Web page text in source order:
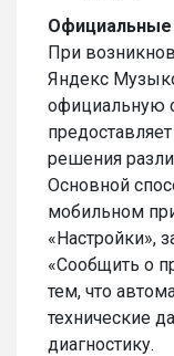
Официальные
При
Яндекс
официальную
решения
Основной
мобильном
«Настройки»,
«Сообщить о
тем, что
технические
диагностику.